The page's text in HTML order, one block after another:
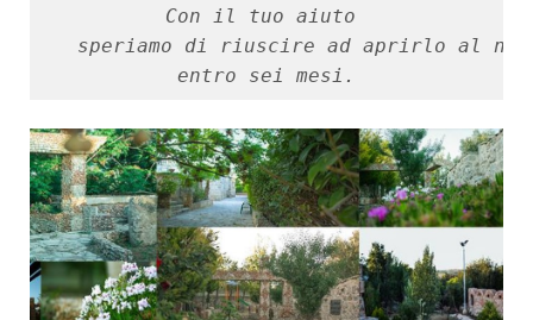
Con il tuo aiuto
speriamo di riuscire ad aprirlo al
entro sei mesi.